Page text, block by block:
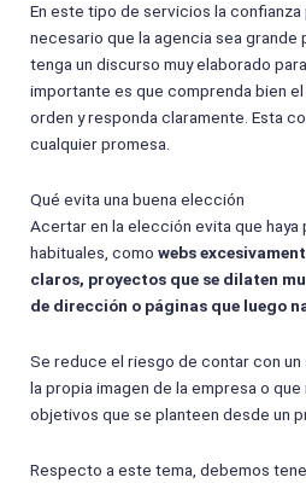
En este tipo de servicios la confianza
necesario que la agencia sea grande
tenga un discurso muy elaborado
importante es que comprenda bien
orden y responda claramente. Esta
cualquier promesa.
Qué evita una buena elección
Acertar en la elección evita que haya
habituales, como webs
claros, proyectos que se dilaten
de dirección o páginas que luego
Se reduce el riesgo de contar con
la propia imagen de la empresa o
objetivos que se planteen desde un
Respecto a este tema, debemos